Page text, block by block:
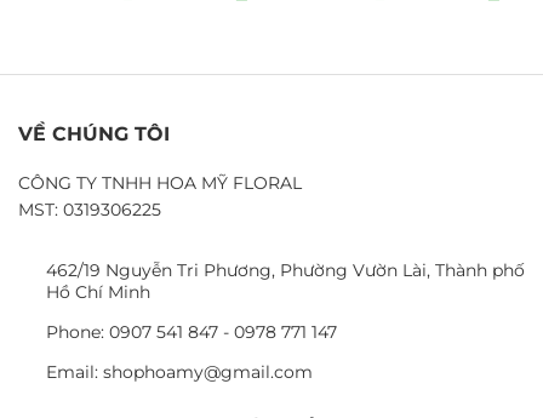
VỀ CHÚNG TÔI
CÔNG TY TNHH HOA MỸ FLORAL
MST: 0319306225
462/19 Nguyễn Tri Phương, Phường Vườn Lài, Thành phố
Hồ Chí Minh
Phone: 0907 541 847 - 0978 771 147
Email: shophoamy@gmail.com